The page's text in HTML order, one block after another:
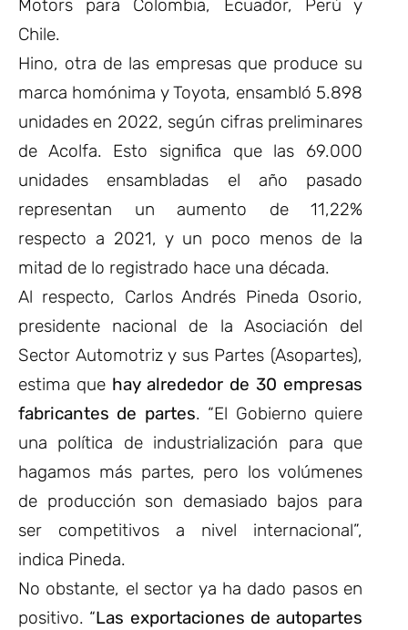
Motors para Colombia, Ecuador, Perú y
Chile.
Hino, otra de las empresas que produce su
marca homónima y Toyota, ensambló 5.898
unidades en 2022, según cifras preliminares
de Acolfa. Esto significa que las 69.000
unidades ensambladas el año pasado
representan un aumento de 11,22%
respecto a 2021, y un poco menos de la
mitad de lo registrado hace una década.
Al respecto, Carlos Andrés Pineda Osorio,
presidente nacional de la Asociación del
Sector Automotriz y sus Partes (Asopartes),
estima que hay alrededor de 30 empresas
fabricantes de partes. “El Gobierno quiere
una política de industrialización para que
hagamos más partes, pero los volúmenes
de producción son demasiado bajos para
ser competitivos a nivel internacional”,
indica Pineda.
No obstante, el sector ya ha dado pasos en
positivo. “Las exportaciones de autopartes